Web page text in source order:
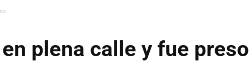
plena calle y fue preso